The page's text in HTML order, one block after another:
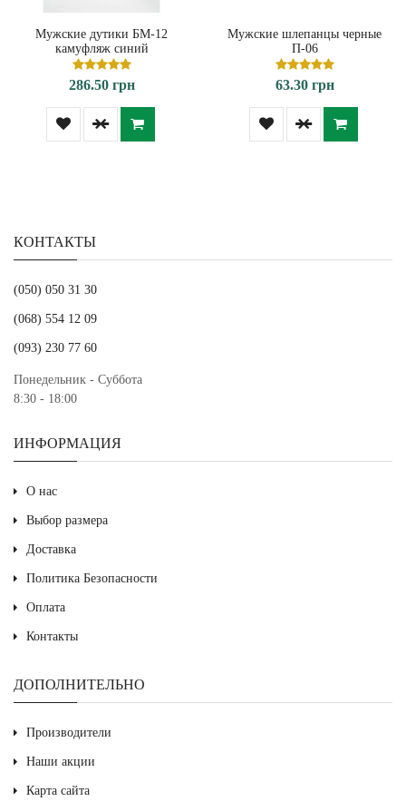
Мужские дутики БМ-12
камуфляж синий
286.50 грн
Мужские шлепанцы черные
П-06
63.30 грн
КОНТАКТЫ
(050) 050 31 30
(068) 554 12 09
(093) 230 77 60
Понедельник - Суббота
8:30 - 18:00
ИНФОРМАЦИЯ
О нас
Выбор размера
Доставка
Политика Безопасности
Оплата
Контакты
ДОПОЛНИТЕЛЬНО
Производители
Наши акции
Карта сайта